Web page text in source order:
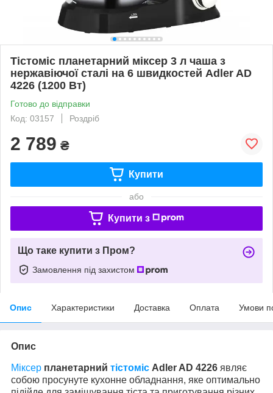
Тістоміс планетарний міксер 3 л чаша з
нержавіючої сталі на 6 швидкостей Adler AD
4226 (1200 Вт)
Готово до відправки
Код: 03157
Роздріб
2 789 ₴
Купити
або
Купити з
Що таке купити з Пром?
Замовлення під захистом
Опис Характеристики Доставка Оплата Умови
Опис
Міксер планетарний тістоміс Adler AD 4226 являє
собою просунуте кухонне обладнання, яке оптимально